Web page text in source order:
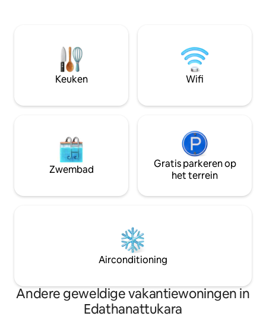
conciërge om te helpen met thee, koffie
deur geleverd - Restaurants in de buurt
beschikbaar
moderne
afroep biedt deze
comfort en
vreugdevuur
Keuken Wifi
Zwembad
Gratis parkeren op
het terrein
Airconditioning
Andere geweldige vakantiewoningen in
Edathanattukara